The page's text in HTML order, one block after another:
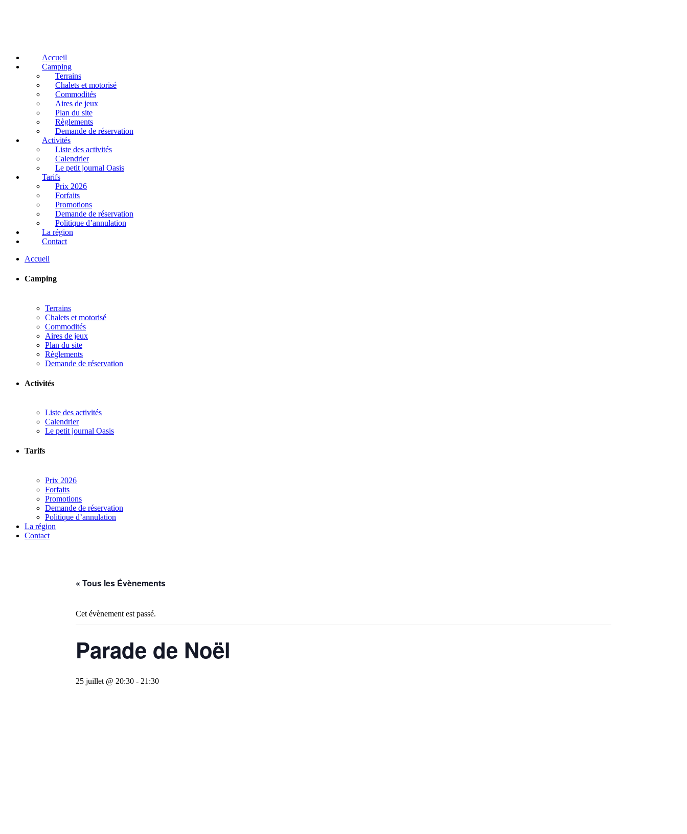
Accueil
Camping
Terrains
Chalets et motorisé
Commodités
Aires de jeux
Plan du site
Règlements
Demande de réservation
Activités
Liste des activités
Calendrier
Le petit journal Oasis
Tarifs
Prix 2026
Forfaits
Promotions
Demande de réservation
Politique d’annulation
La région
Contact
Accueil
Camping
Terrains
Chalets et motorisé
Commodités
Aires de jeux
Plan du site
Règlements
Demande de réservation
Activités
Liste des activités
Calendrier
Le petit journal Oasis
Tarifs
Prix 2026
Forfaits
Promotions
Demande de réservation
Politique d’annulation
La région
Contact
« Tous les Évènements
Cet évènement est passé.
Parade de Noël
25 juillet @ 20:30 - 21:30